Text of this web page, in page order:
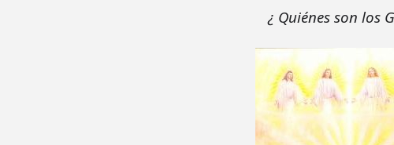
¿ Quiénes son los